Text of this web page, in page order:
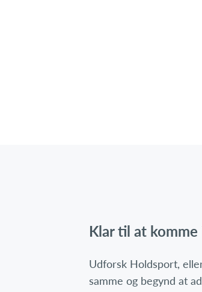
Klar til at komme
Udforsk Holdsport,
samme og begynd at